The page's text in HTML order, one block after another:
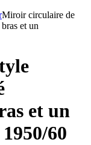
Miroir circulaire de
et un
et un
60